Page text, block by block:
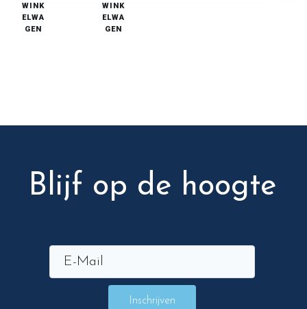
WINK
ELWA
GEN
WINK
ELWA
GEN
Blijf op de hoogte
Inschrijven